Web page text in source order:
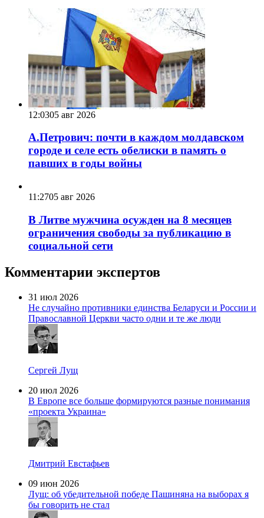
12:0305 авг 2026
А.Петрович: почти в каждом молдавском
городе и селе есть обелиски в память о
павших в годы войны
11:2705 авг 2026
В Литве мужчина осужден на 8 месяцев
ограничения свободы за публикацию в
социальной сети
Комментарии экспертов
31 июл 2026
Не случайно противники единства Беларуси и России и
Православной Церкви часто одни и те же люди
Сергей Лущ
20 июл 2026
В Европе все больше формируются разные понимания
«проекта Украина»
Дмитрий Евстафьев
09 июн 2026
Лущ: об убедительной победе Пашиняна на выборах я
бы говорить не стал